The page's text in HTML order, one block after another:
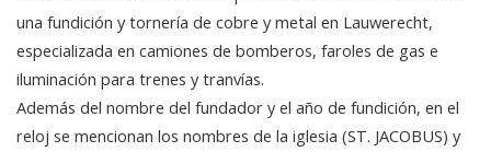
una fundición y tornería de cobre y metal en Lauwerecht,
especializada en camiones de bomberos, faroles de gas e
iluminación para trenes y tranvías.
Además del nombre del fundador y el año de fundición, en el
reloj se mencionan los nombres de la iglesia (ST. JACOBUS) y